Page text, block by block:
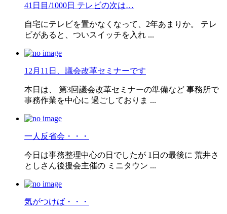
41日目/1000日 テレビの次は…
自宅にテレビを置かなくなって、2年あまりか。 テレ
ビがあると、ついスイッチを入れ ...
12月11日、議会改革セミナーです
本日は、 第3回議会改革セミナーの準備など 事務所で
事務作業を中心に 過ごしておりま ...
一人反省会・・・
今日は事務整理中心の日でしたが 1日の最後に 荒井さ
としさん後援会主催の ミニタウン ...
気がつけば・・・